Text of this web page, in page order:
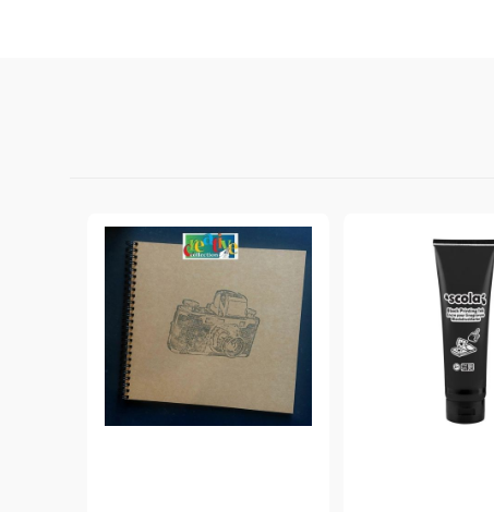
ALADIN IZINK Series - Pigment & Dye
French ink
Пигментни Мастила
ЕКСКЛУЗИВНИ, АЛКОХОЛНИ и
СПРЕЙ